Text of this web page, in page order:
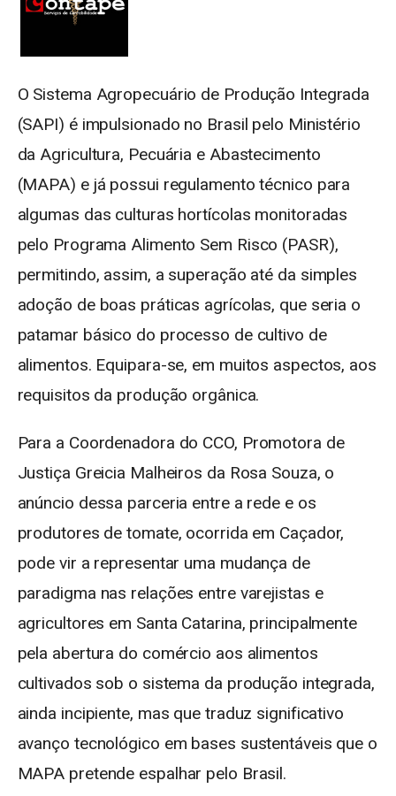
O Sistema Agropecuário de Produção Integrada
(SAPI) é impulsionado no Brasil pelo Ministério
da Agricultura, Pecuária e Abastecimento
(MAPA) e já possui regulamento técnico para
algumas das culturas hortícolas monitoradas
pelo Programa Alimento Sem Risco (PASR),
permitindo, assim, a superação até da simples
adoção de boas práticas agrícolas, que seria o
patamar básico do processo de cultivo de
alimentos. Equipara-se, em muitos aspectos, aos
requisitos da produção orgânica.
Para a Coordenadora do CCO, Promotora de
Justiça Greicia Malheiros da Rosa Souza, o
anúncio dessa parceria entre a rede e os
produtores de tomate, ocorrida em Caçador,
pode vir a representar uma mudança de
paradigma nas relações entre varejistas e
agricultores em Santa Catarina, principalmente
pela abertura do comércio aos alimentos
cultivados sob o sistema da produção integrada,
ainda incipiente, mas que traduz significativo
avanço tecnológico em bases sustentáveis que o
MAPA pretende espalhar pelo Brasil.